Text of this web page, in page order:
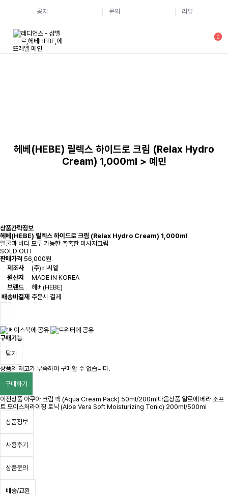
공지 문의 리뷰
0
헤베(HEBE) 릴렉스 하이드로 크림 (Relax Hydro
Cream) 1,000ml > 예민
상품간략정보
헤베(HEBE) 릴렉스 하이드로 크림 (Relax Hydro Cream) 1,000ml
얼굴과 바디 모두 가능한 촉촉한 마사지크림
SOLD OUT
판매가격 56,000원
제조사
(주)비씨엘
원산지
MADE IN KOREA
브랜드
헤베(HEBE)
배송비결제 주문시 결제
구매기능
닫기
상품의 재고가 부족하여 구매할 수 없습니다.
구매하기
이전상품 아쿠아 크림 팩 (Aqua Cream Pack) 50ml/200ml다음상품 알로에 베라 소프
트 모이스처라이징 토닉 (Aloe Vera Soft Moisturizing Tonic) 200ml/500ml
상품정보
사용후기
상품문의
배송/교환